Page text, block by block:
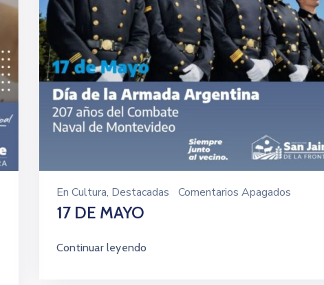
En Cultura‚ Destacadas Comentarios Apagados
17 DE MAYO
Continuar leyendo